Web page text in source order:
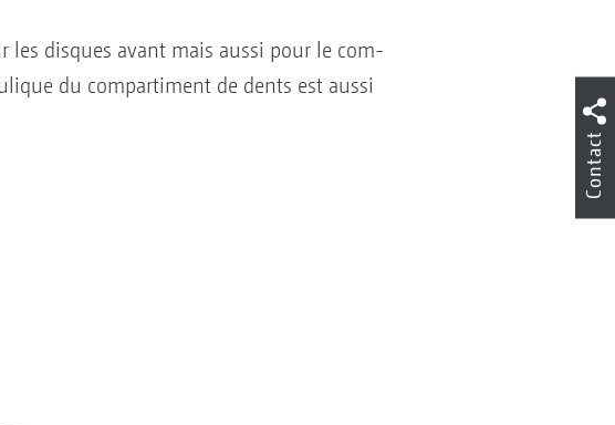
disques avant mais aussi pour le com-
du compartiment de dents est aussi
Contact